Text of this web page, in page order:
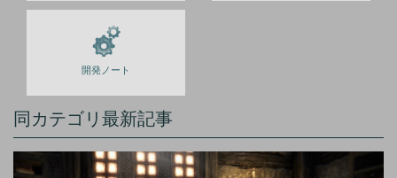
開発ノート
同カテゴリ最新記事